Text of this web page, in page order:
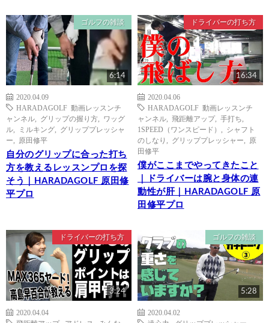
ゴルフの雑談
6:14
2020.04.09
HARADAGOLF 動画レッスンチ
ャンネル
グリップの握り方
ワッグ
ル
ミルキング
グリッププレッシャ
ー
原田修平
自分のグリップに合った打ち
方を教えるレッスンプロを探
そう｜HARADAGOLF 原田修
平プロ
ドライバーの打ち方
16:34
2020.04.06
HARADAGOLF 動画レッスンチ
ャンネル
飛距離アップ, 手打ち
1SPEED（ワンスピード）
シャフト
のしなり
グリッププレッシャー
原
田修平
僕がここまでやってきたこと
｜ドライバーは腕と身体の連
動性が肝｜HARADAGOLF 原
田修平プロ
ドライバーの打ち方
3:24
2020.04.04
ゴルフの雑談
5:28
2020.04.02